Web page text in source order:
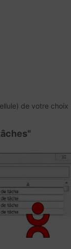
de votre choix